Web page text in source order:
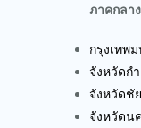
ภาคกลาง
กรุงเทพ
จังหวัดก
จังหวัดชั
จังหวัดน